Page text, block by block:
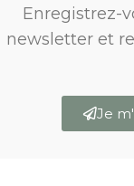
Enregistrez-
newsletter et
Je